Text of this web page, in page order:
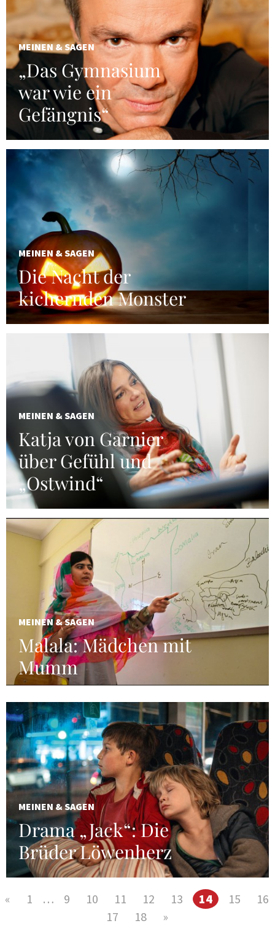
MEINEN & SAGEN
„Das Gymnasium
war wie ein
Gefängnis“
MEINEN & SAGEN
Die Nacht der
kichernden Monster
MEINEN & SAGEN
Katja von Garnier
über Gefühl und
„Ostwind“
MEINEN & SAGEN
Malala: Mädchen mit
Mumm
MEINEN & SAGEN
Drama „Jack“: Die
Brüder Löwenherz
« 1 … 9 10 11 12 13 14 15
16
17
18 »